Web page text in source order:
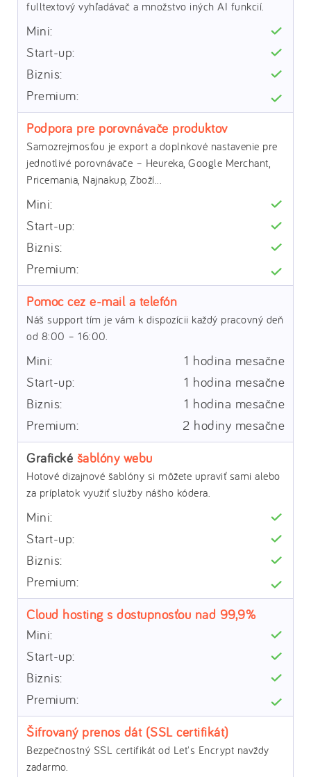
fulltextový vyhľadávač a množstvo iných AI funkcií.
Podpora pre porovnávače produktov
Samozrejmosťou je export a doplnkové nastavenie pre
jednotlivé porovnávače – Heureka, Google Merchant,
Pricemania, Najnakup, Zboží...
Pomoc cez e-mail a telefón
Náš support tím je vám k dispozícii každý pracovný deň
od 8:00 – 16:00.
1 hodina mesačne
1 hodina mesačne
1 hodina mesačne
2 hodiny mesačne
Grafické šablóny webu
Hotové dizajnové šablóny si môžete upraviť sami alebo
za príplatok využiť služby nášho kódera.
Cloud hosting s dostupnosťou nad 99,9%
Šifrovaný prenos dát (SSL certifikát)
Bezpečnostný SSL certifikát od Let's Encrypt navždy
zadarmo.